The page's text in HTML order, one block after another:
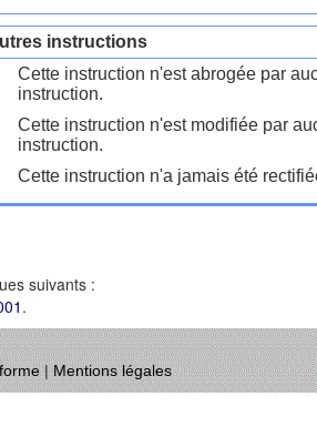
instructions
Cette instruction n'est abrogée par
instruction.
Cette instruction n'est modifiée par
instruction.
Cette instruction n'a jamais été
suivants :
.
|Mentions légales